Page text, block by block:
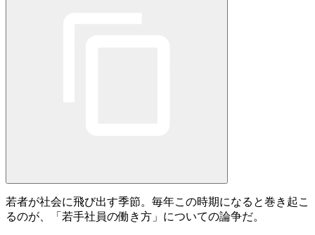
若者が社会に飛び出す季節。毎年この時期になると巻き起こ
るのが、「 若手社員の働き方 」についての論争だ。